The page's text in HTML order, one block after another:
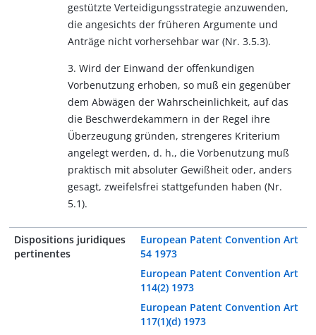
gestützte Verteidigungsstrategie anzuwenden,
die angesichts der früheren Argumente und
Anträge nicht vorhersehbar war (Nr. 3.5.3).
3. Wird der Einwand der offenkundigen
Vorbenutzung erhoben, so muß ein gegenüber
dem Abwägen der Wahrscheinlichkeit, auf das
die Beschwerdekammern in der Regel ihre
Überzeugung gründen, strengeres Kriterium
angelegt werden, d. h., die Vorbenutzung muß
praktisch mit absoluter Gewißheit oder, anders
gesagt, zweifelsfrei stattgefunden haben (Nr.
5.1).
Dispositions juridiques
pertinentes
European Patent Convention Art
54 1973
European Patent Convention Art
114(2) 1973
European Patent Convention Art
117(1)(d) 1973